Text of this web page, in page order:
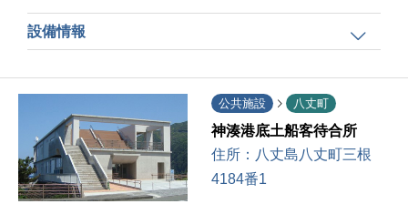
設備情報
公共施設 八丈町
神湊港底土船客待合所
住所： 八丈島八丈町三根
4184番1